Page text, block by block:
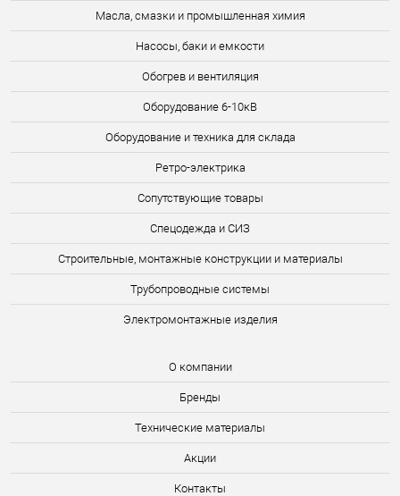
Масла, смазки и промышленная химия
Насосы, баки и емкости
Обогрев и вентиляция
Оборудование 6-10кВ
Оборудование и техника для склада
Ретро-электрика
Сопутствующие товары
Спецодежда и СИЗ
Строительные, монтажные конструкции и материалы
Трубопроводные системы
Электромонтажные изделия
О компании
Бренды
Технические материалы
Акции
Контакты